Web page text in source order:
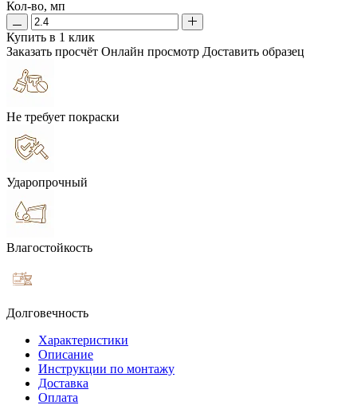
Кол-во, мп
Купить в 1 клик
Заказать просчёт Онлайн просмотр Доставить образец
Не требует покраски
Ударопрочный
Влагостойкость
Долговечность
Характеристики
Описание
Инструкции по монтажу
Доставка
Оплата